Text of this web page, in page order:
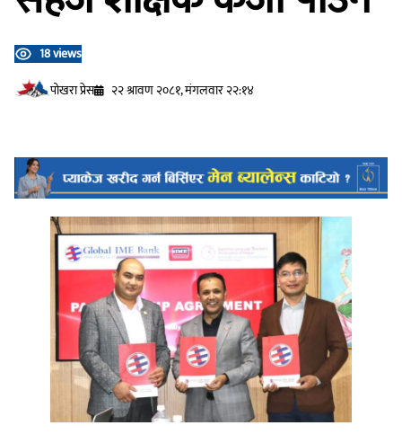
18 views
प‍ोखरा प्रेस
२२ श्रावण २०८१, मंगलवार २२:१४